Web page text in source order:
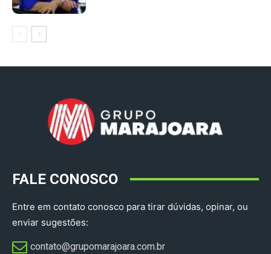
FALE CONOSCO
Entre em contato conosco para tirar dúvidas, opinar, ou
enviar sugestões:
contato@grupomarajoara.com.br